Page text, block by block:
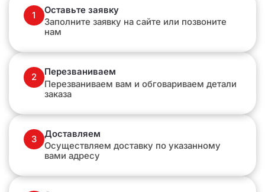
1
Оставьте заявку
Заполните заявку на сайте или позвоните
нам
2
Перезваниваем
Перезваниваем вам и обговариваем детали
заказа
3
Доставляем
Осуществляем доставку по указанному
вами адресу